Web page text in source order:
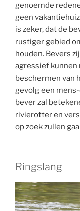
genoemde
geen
is zeker, dat de
rustiger gebied
houden. Bevers
agressief kunnen
beschermen van
gevolg een
bever zal
rivierotter en
op zoek zullen
Ringslang